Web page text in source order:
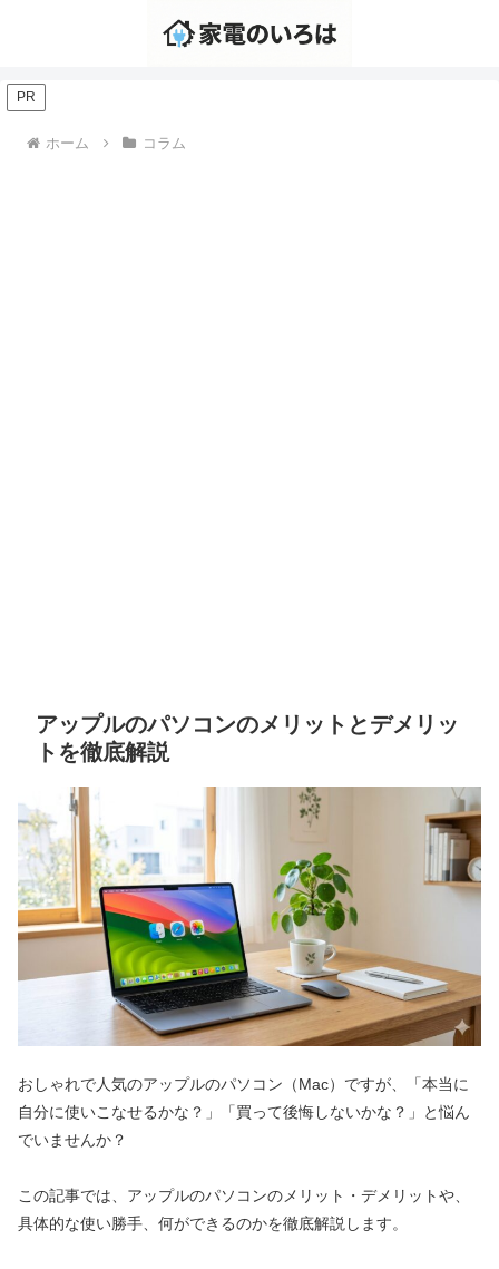
PR
ホーム コラム
アップルのパソコンのメリットとデメリッ
トを徹底解説
おしゃれで人気のアップルのパソコン（Mac）ですが、「本当に
自分に使いこなせるかな？」「買って後悔しないかな？」と悩ん
でいませんか？
この記事では、アップルのパソコンのメリット・デメリットや、
具体的な使い勝手、何ができるのかを徹底解説します。